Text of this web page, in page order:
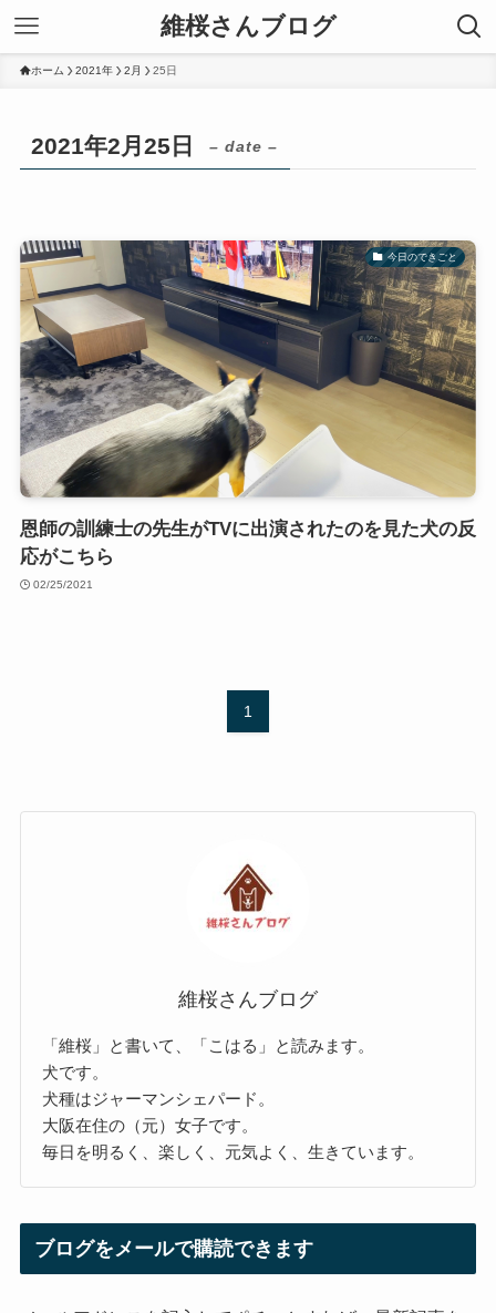
維桜さんブログ
ホーム 2021年 2月 25日
2021年2月25日 – date –
今日のできごと
恩師の訓練士の先生がTVに出演されたのを見た犬の反
応がこちら
02/25/2021
1
維桜さんブログ
「維桜」と書いて、「こはる」と読みます。
犬です。
犬種はジャーマンシェパード。
大阪在住の（元）女子です。
毎日を明るく、楽しく、元気よく、生きています。
ブログをメールで購読できます